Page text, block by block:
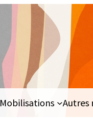
Mobilisations Autres